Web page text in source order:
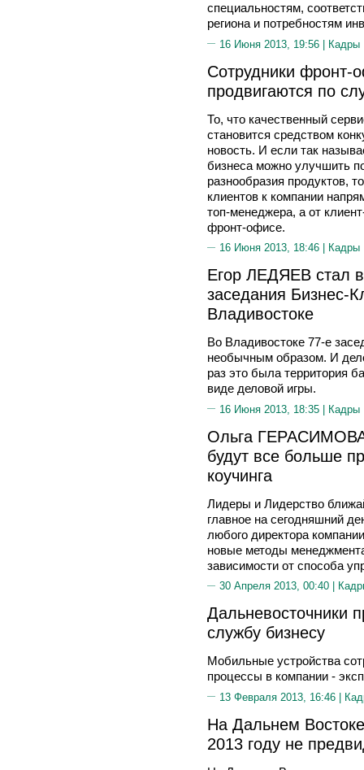
специальностям,
региона и потребностям
16 Июня 2013, 19:56 | Кадры
Сотрудники фронт-
продвигаются по
То, что качественный
становится средством
новость. И если так
бизнеса можно улучшить
разнообразия продуктов,
клиентов к компании
топ-менеджера, а от
фронт-офисе.
16 Июня 2013, 18:46 | Кадры
Егор ЛЕДЯЕВ стал
заседания Бизнес-
Владивостоке
Во Владивостоке 77-е
необычным образом. И
раз это была территория
виде деловой игры.
16 Июня 2013, 18:35 | Кадры
Ольга
будут все больше
коучинга
Лидеры и Лидерство
главное на сегодняшний
любого директора
новые методы
зависимости от способа
30 Апреля 2013, 00:40 |
Дальневосточники
службу бизнесу
Мобильные устройства
процессы в компании -
13 Февраля 2013, 16:46 |
На Дальнем
2013 году не